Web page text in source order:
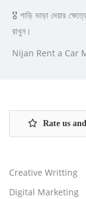
🎖 গাড়ি ভাড়া দেয়ার
রাখুন।
Nijan Rent a Car
Rate us
Creative Writting
Digital Marketing